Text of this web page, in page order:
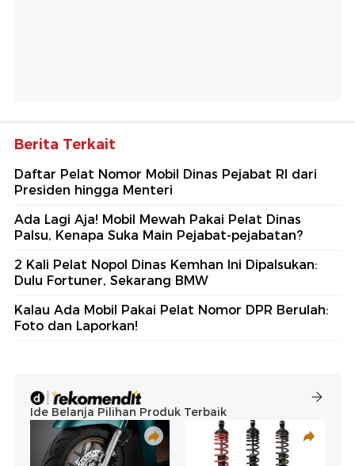
Berita Terkait
Daftar Pelat Nomor Mobil Dinas Pejabat RI dari
Presiden hingga Menteri
Ada Lagi Aja! Mobil Mewah Pakai Pelat Dinas
Palsu, Kenapa Suka Main Pejabat-pejabatan?
2 Kali Pelat Nopol Dinas Kemhan Ini Dipalsukan:
Dulu Fortuner, Sekarang BMW
Kalau Ada Mobil Pakai Pelat Nomor DPR Berulah:
Foto dan Laporkan!